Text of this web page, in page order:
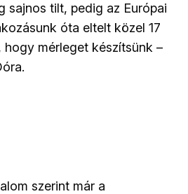
sajnos tilt, pedig az Európai
óta eltelt közel 17
hogy mérleget készítsünk –
szerint már a